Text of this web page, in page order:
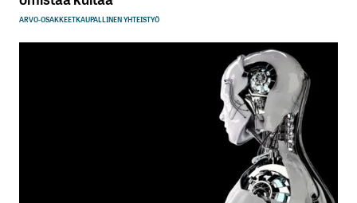
ARVO-OSAKKEETKAUPALLINEN YHTEISTYÖ